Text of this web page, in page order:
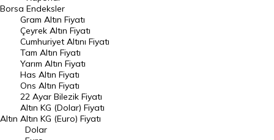
Raporlar
Endeksler
DÖVİZ
Döviz Kuru
Dolar Kuru
Euro Kuru
Borsa Endeksler
Altın
Gram Altın Fiyatı
Çeyrek Altın Fiyatı
Cumhuriyet Altını Fiyatı
Tam Altın Fiyatı
Yarım Altın Fiyatı
Has Altın Fiyatı
Ons Altın Fiyatı
22 Ayar Bilezik Fiyatı
Altın KG (Dolar) Fiyatı
Altın KG (Euro) Fiyatı
Dolar